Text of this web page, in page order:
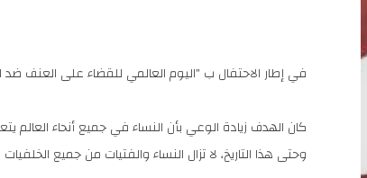
في إطار الاحتفال ب "اليوم العالمي للقضاء على العنف ضد المرأة"، نظمت
كان الهدف زيادة الوعي بأن النساء في جميع أنحاء العالم
وحتى هذا التاريخ، لا تزال النساء والفتيات من جميع